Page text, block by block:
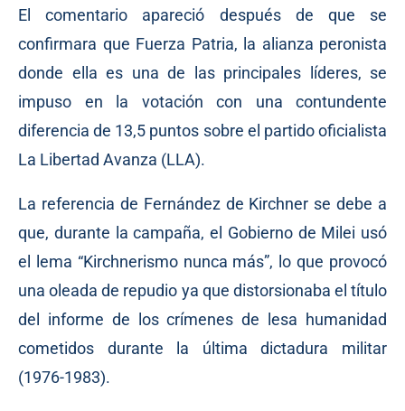
El comentario apareció después de que se
confirmara que Fuerza Patria, la alianza peronista
donde ella es una de las principales líderes, se
impuso en la votación con una contundente
diferencia de 13,5 puntos sobre el partido oficialista
La Libertad Avanza (LLA).
La referencia de Fernández de Kirchner se debe a
que, durante la campaña, el Gobierno de Milei usó
el lema “Kirchnerismo nunca más”, lo que provocó
una oleada de repudio ya que distorsionaba el título
del informe de los crímenes de lesa humanidad
cometidos durante la última dictadura militar
(1976-1983).